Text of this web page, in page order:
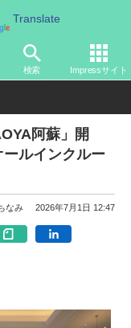
Translate
検索 Impressサイト
宿泊
阿蘇」開
ルインクルー
なみ 2026年7月1日 12:47